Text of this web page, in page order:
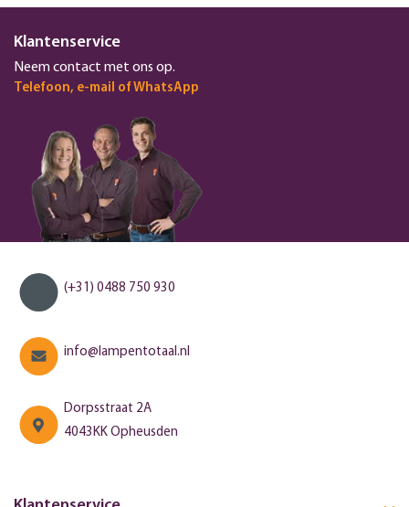
Klantenservice
Neem contact met ons op.
Telefoon, e-mail of WhatsApp
(+31) 0488 750 930
info@lampentotaal.nl
Dorpsstraat 2A
4043KK Opheusden